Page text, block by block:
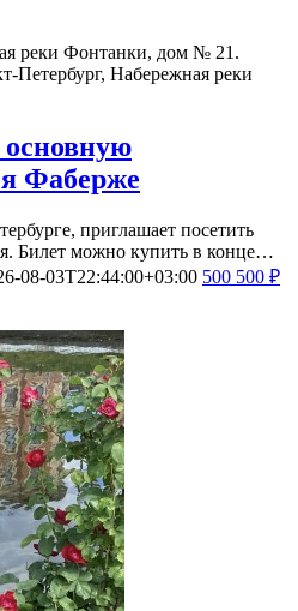
реки Фонтанки, дом № 21.
Петербург, Набережная реки
основную
Фаберже
приглашает посетить
Билет можно купить в конце…
08-03T22:44:00+03:00 500 500 ₽